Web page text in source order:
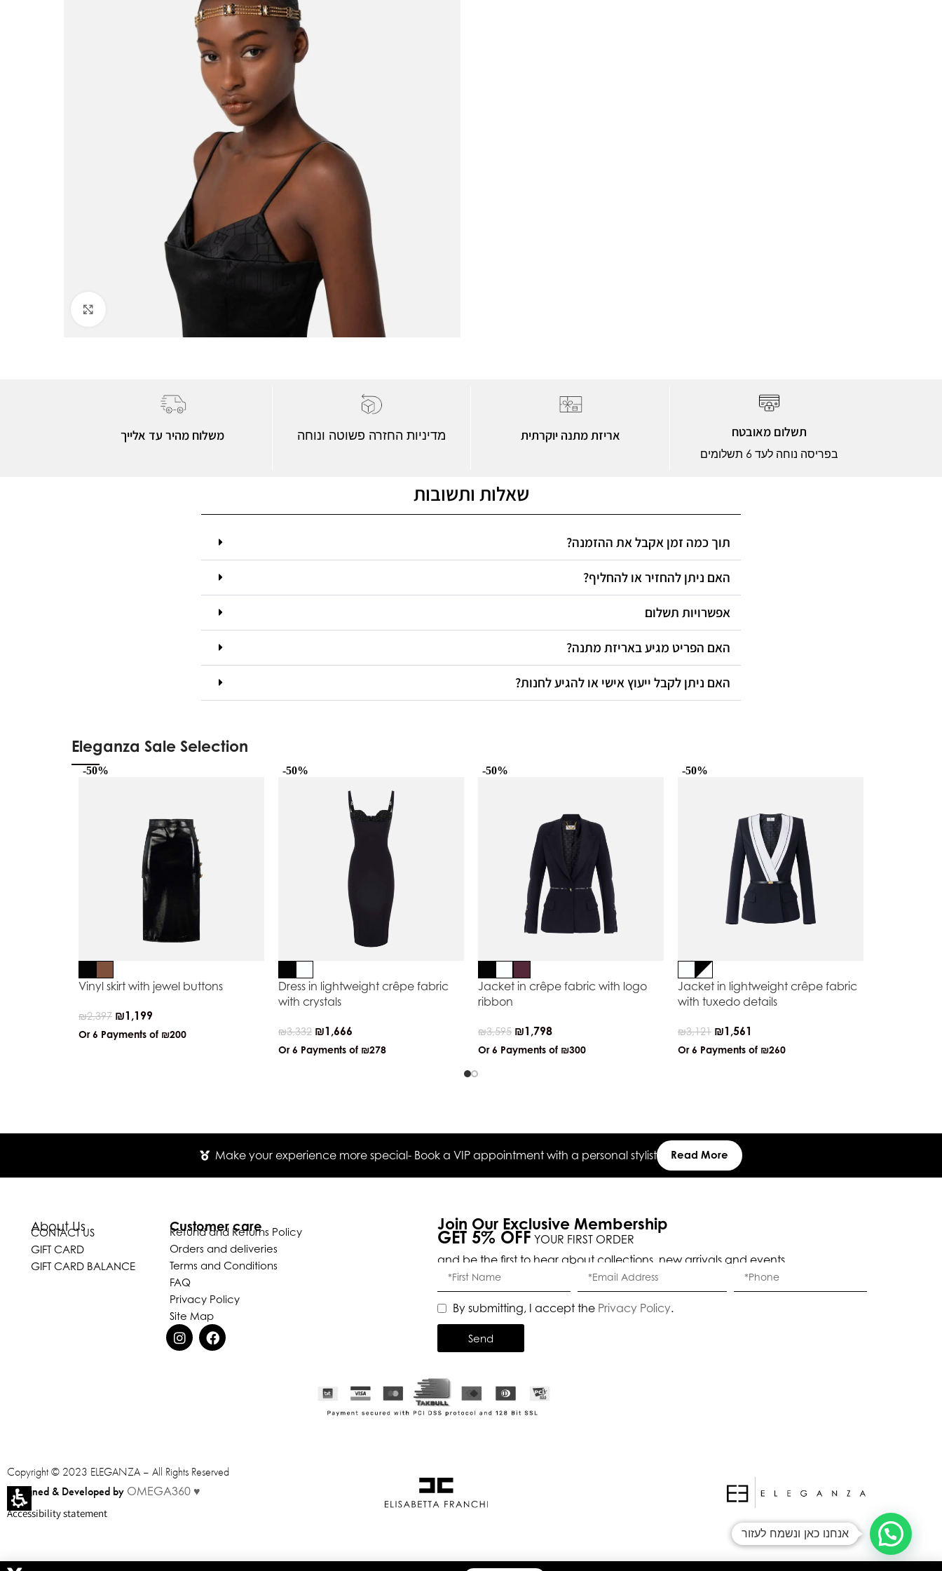
Click to enlarge
משלוח מהיר עד אלייך מדיניות החזרה פשוטה ונוחה אריזת מתנה יוקרתית תשלום מאובטח
בפריסה נוחה לעד 6 תשלומים
שאלות ותשובות
תוך כמה זמן אקבל את ההזמנה?
האם ניתן להחזיר או להחליף?
אפשרויות תשלום
האם הפריט מגיע באריזת מתנה?
האם ניתן לקבל ייעוץ אישי או להגיע לחנות?
Eleganza Sale Selection
-50%
Vinyl skirt with jewel buttons
₪2,397 ₪1,199
Or 6 Payments of ₪200
-50%
Dress in lightweight crêpe fabric
with crystals
₪3,332 ₪1,666
Or 6 Payments of ₪278
-50%
Jacket in crêpe fabric with logo
ribbon
₪3,595 ₪1,798
Or 6 Payments of ₪300
-50%
Jacket in lightweight crêpe fabric
with tuxedo details
₪3,121 ₪1,561
Or 6 Payments of ₪260
Make your experience more special- Book a VIP appointment with a personal stylist Read More
About Us
CONTACT US
GIFT CARD
GIFT CARD BALANCE
Customer care
Refund and Returns Policy
Orders and deliveries
Terms and Conditions
FAQ
Privacy Policy
Site Map
Join Our Exclusive Membership
GET 5% OFF YOUR FIRST ORDER
and be the first to hear about collections, new arrivals and events.
By submitting, I accept the Privacy Policy.
Send
Copyright © 2023 ELEGANZA – All Rights Reserved
Designed & Developed by OMEGA360 ♥
Accessibility statement
אנחנו כאן ונשמח לעזור
Eleganza Israel
You